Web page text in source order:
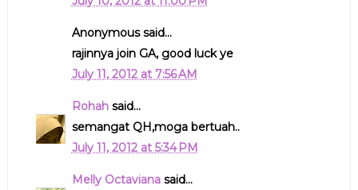
Anonymous said...
rajinnya join GA, good luck ye
July 11, 2012 at 7:56 AM
Rohahsaid...
semangat QH,moga bertuah..
July 11, 2012 at 5:34 PM
Melly Octavianasaid...